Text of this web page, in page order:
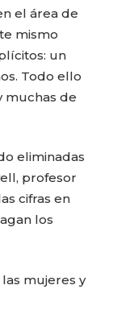
el área de
mismo
un
Todo ello
muchas de
eliminadas
profesor
cifras en
los
mujeres y